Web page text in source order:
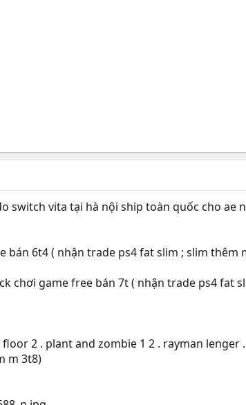
switch vita tại hà nội ship toàn quốc cho ae
bán 6t4 ( nhận trade ps4 fat slim ; slim thêm
chơi game free bán 7t ( nhận trade ps4 fat
2 . plant and zombie 1 2 . rayman lenger
m 3t8)